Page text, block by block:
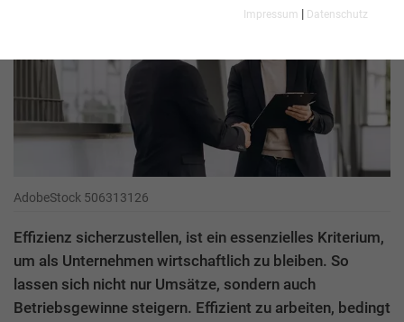
AdobeStock 506313126
Effizienz sicherzustellen, ist ein essenzielles Kriterium,
um als Unternehmen wirtschaftlich zu bleiben. So
lassen sich nicht nur Umsätze, sondern auch
Betriebsgewinne steigern. Effizient zu arbeiten, bedingt
Impressum | Datenschutz